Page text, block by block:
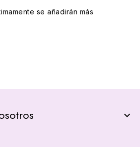
se añadirán más
keyboard_arrow_down